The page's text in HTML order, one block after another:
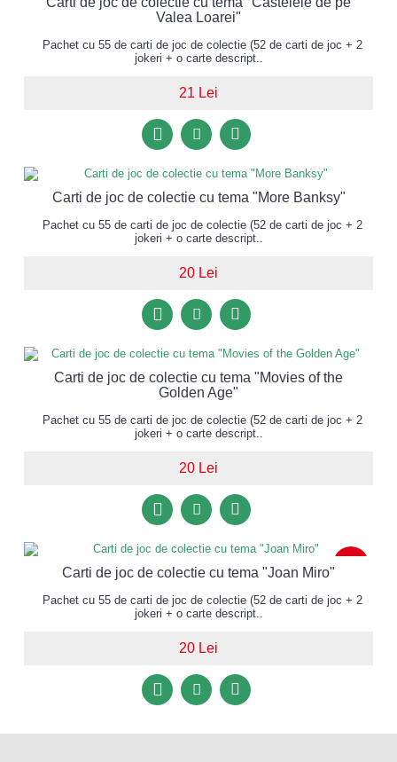
Valea Loarei"
Pachet cu 55 de carti de joc de colectie (52 de carti de joc + 2
jokeri + o carte descript..
21 Lei
Carti de joc de colectie cu tema "More Banksy"
Pachet cu 55 de carti de joc de colectie (52 de carti de joc + 2
jokeri + o carte descript..
20 Lei
Carti de joc de colectie cu tema "Movies of the
Golden Age"
Pachet cu 55 de carti de joc de colectie (52 de carti de joc + 2
jokeri + o carte descript..
20 Lei
Carti de joc de colectie cu tema "Joan Miro"
Pachet cu 55 de carti de joc de colectie (52 de carti de joc + 2
jokeri + o carte descript..
20 Lei